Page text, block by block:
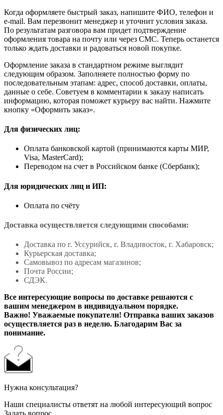
Когда оформляете быстрый заказ, напишите ФИО, телефон и
e-mail. Вам перезвонит менеджер и уточнит условия заказа.
По результатам разговора вам придет подтверждение
оформления товара на почту или через СМС. Теперь останется
только ждать доставки и радоваться новой покупке.
Оформление заказа в стандартном режиме выглядит
следующим образом. Заполняете полностью форму по
последовательным этапам: адрес, способ доставки, оплаты,
данные о себе. Советуем в комментарии к заказу написать
информацию, которая поможет курьеру вас найти. Нажмите
кнопку «Оформить заказ».
Для физических лиц:
Оплата банковской картой (принимаются карты МИР,
Visa, MasterCard);
Переводом на счет в Российском банке (Сбербанк);
Для юридических лиц и ИП:
Оплата по счёту
Доставка осуществляется следующими способами:
Доставка по г. Уссурийск, г. Владивосток, г. Хабаровск;
Курьерская доставка;
Самовывоз по адресам магазинов;
Почта России;
СДЭК.
Все интересующие вопросы по доставке решаются с
вашим менеджером в индивидуальном порядке.
Важно! Уважаемые покупатели! Отправка ваших заказов
осуществляется раз в неделю. Благодарим Вас за
понимание.
Нужна консультация?
Наши специалисты ответят на любой интересующий вопрос